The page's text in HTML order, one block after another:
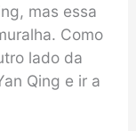
mas essa
Como
lado da
Qing e ir a